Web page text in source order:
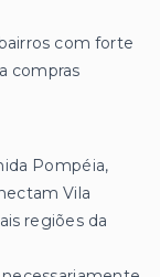
com forte
compras
Pompéia,
Vila
regiões da